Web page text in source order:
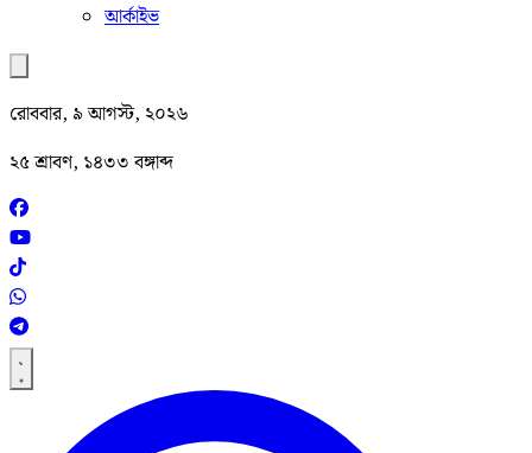
আর্কাইভ
রোববার, ৯ আগস্ট, ২০২৬
২৫ শ্রাবণ, ১৪৩৩ বঙ্গাব্দ